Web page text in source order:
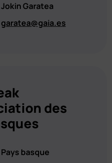
Jokin Garatea
garatea@gaia.es
des
Pays basque